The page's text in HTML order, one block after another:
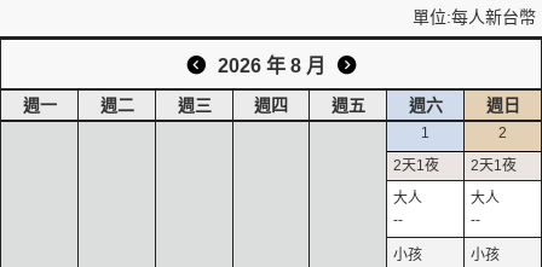
單位:每人新台幣
2026 年 8 月
週一 週二 週三 週四 週五 週六 週日
1
--
2
--